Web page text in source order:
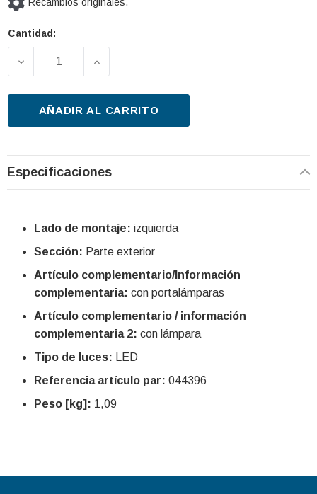
Cantidad
Cantidad:
DISMINUIR LA CANTIDAD DE PILOTO POSTERIOR
AUMENTAR LA CANTIDAD DE PILOTO
AÑADIR AL CARRITO
Especificaciones
Lado de montaje: izquierda
Sección: Parte exterior
Artículo complementario/Información
complementaria: con portalámparas
Artículo complementario / información
complementaria 2: con lámpara
Tipo de luces: LED
Referencia artículo par: 044396
Peso [kg]: 1,09